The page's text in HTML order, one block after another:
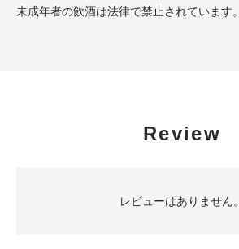
未成年者の飲酒は法律で禁止されています。
Review
レビューはありません。